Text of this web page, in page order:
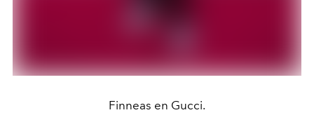
Finneas en Gucci.